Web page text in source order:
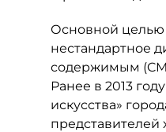
Основной целью
нестандартное
содержимым
Ранее в 2013
искусства»